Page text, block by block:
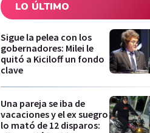
LO ÚLTIMO
Sigue la pelea con los
gobernadores: Milei le
quitó a Kiciloff un fondo
clave
Una pareja se iba de
vacaciones y el ex suegro
lo mató de 12 disparos: